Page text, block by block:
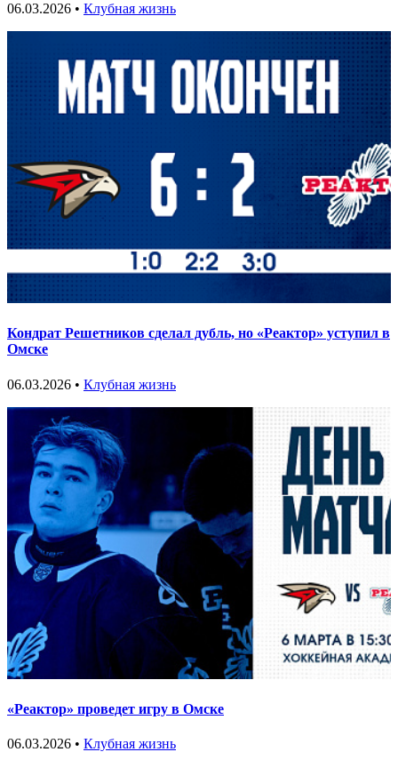
06.03.2026 • Клубная жизнь
Кондрат Решетников сделал дубль, но «Реактор» уступил в
Омске
06.03.2026 • Клубная жизнь
«Реактор» проведет игру в Омске
06.03.2026 • Клубная жизнь